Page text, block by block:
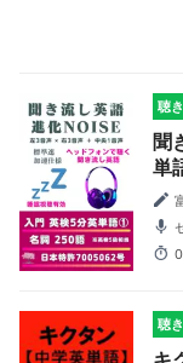
聴
聞
単
聴